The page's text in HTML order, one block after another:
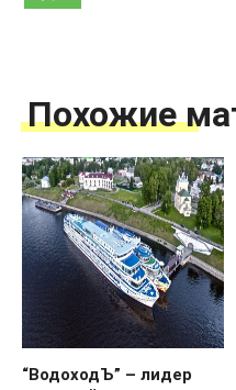
Похожие
“ВодоходЪ” – лидер